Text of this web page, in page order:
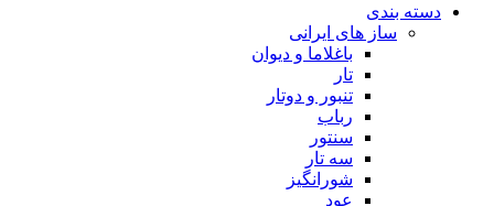
دسته بندی
ساز های ایرانی
باغلاما و دیوان
تار
تنبور و دوتار
رباب
سنتور
سه تار
شورانگیز
عود